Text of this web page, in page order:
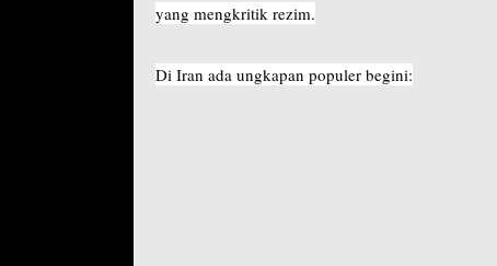
yang mengkritik rezim.
Di Iran ada ungkapan populer begini: